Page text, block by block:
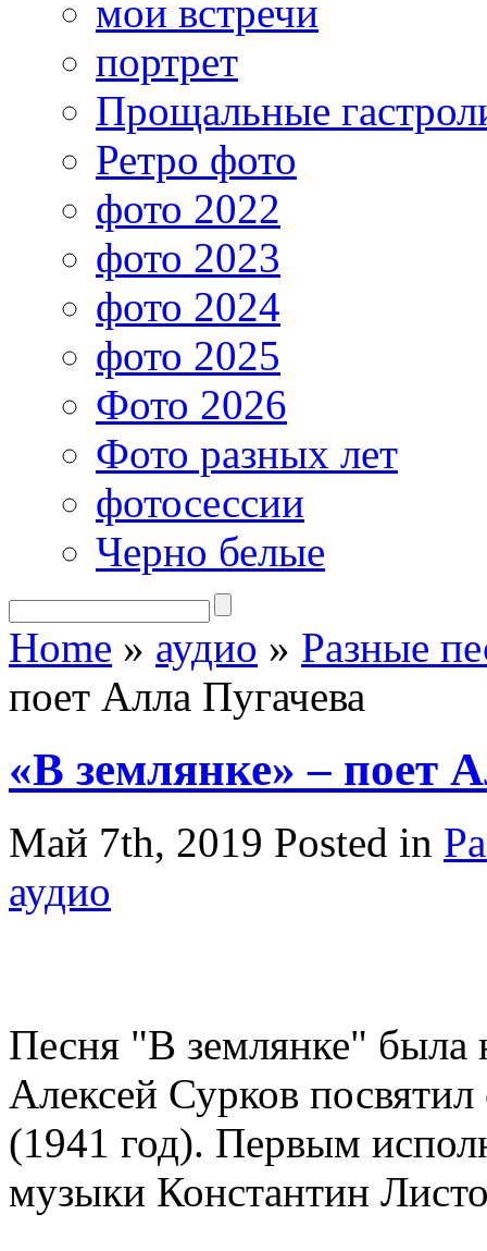
мои встречи
портрет
Прощальные
Ретро фото
фото 2022
фото 2023
фото 2024
фото 2025
Фото 2026
Фото разных лет
фотосессии
Черно белые
Home » аудио » Разные
поет Алла Пугачева
«В землянке» – поет
Май 7th, 2019 Posted in
аудио
Песня "В землянке" была
Алексей Сурков
(1941 год). Первым
музыки Константин